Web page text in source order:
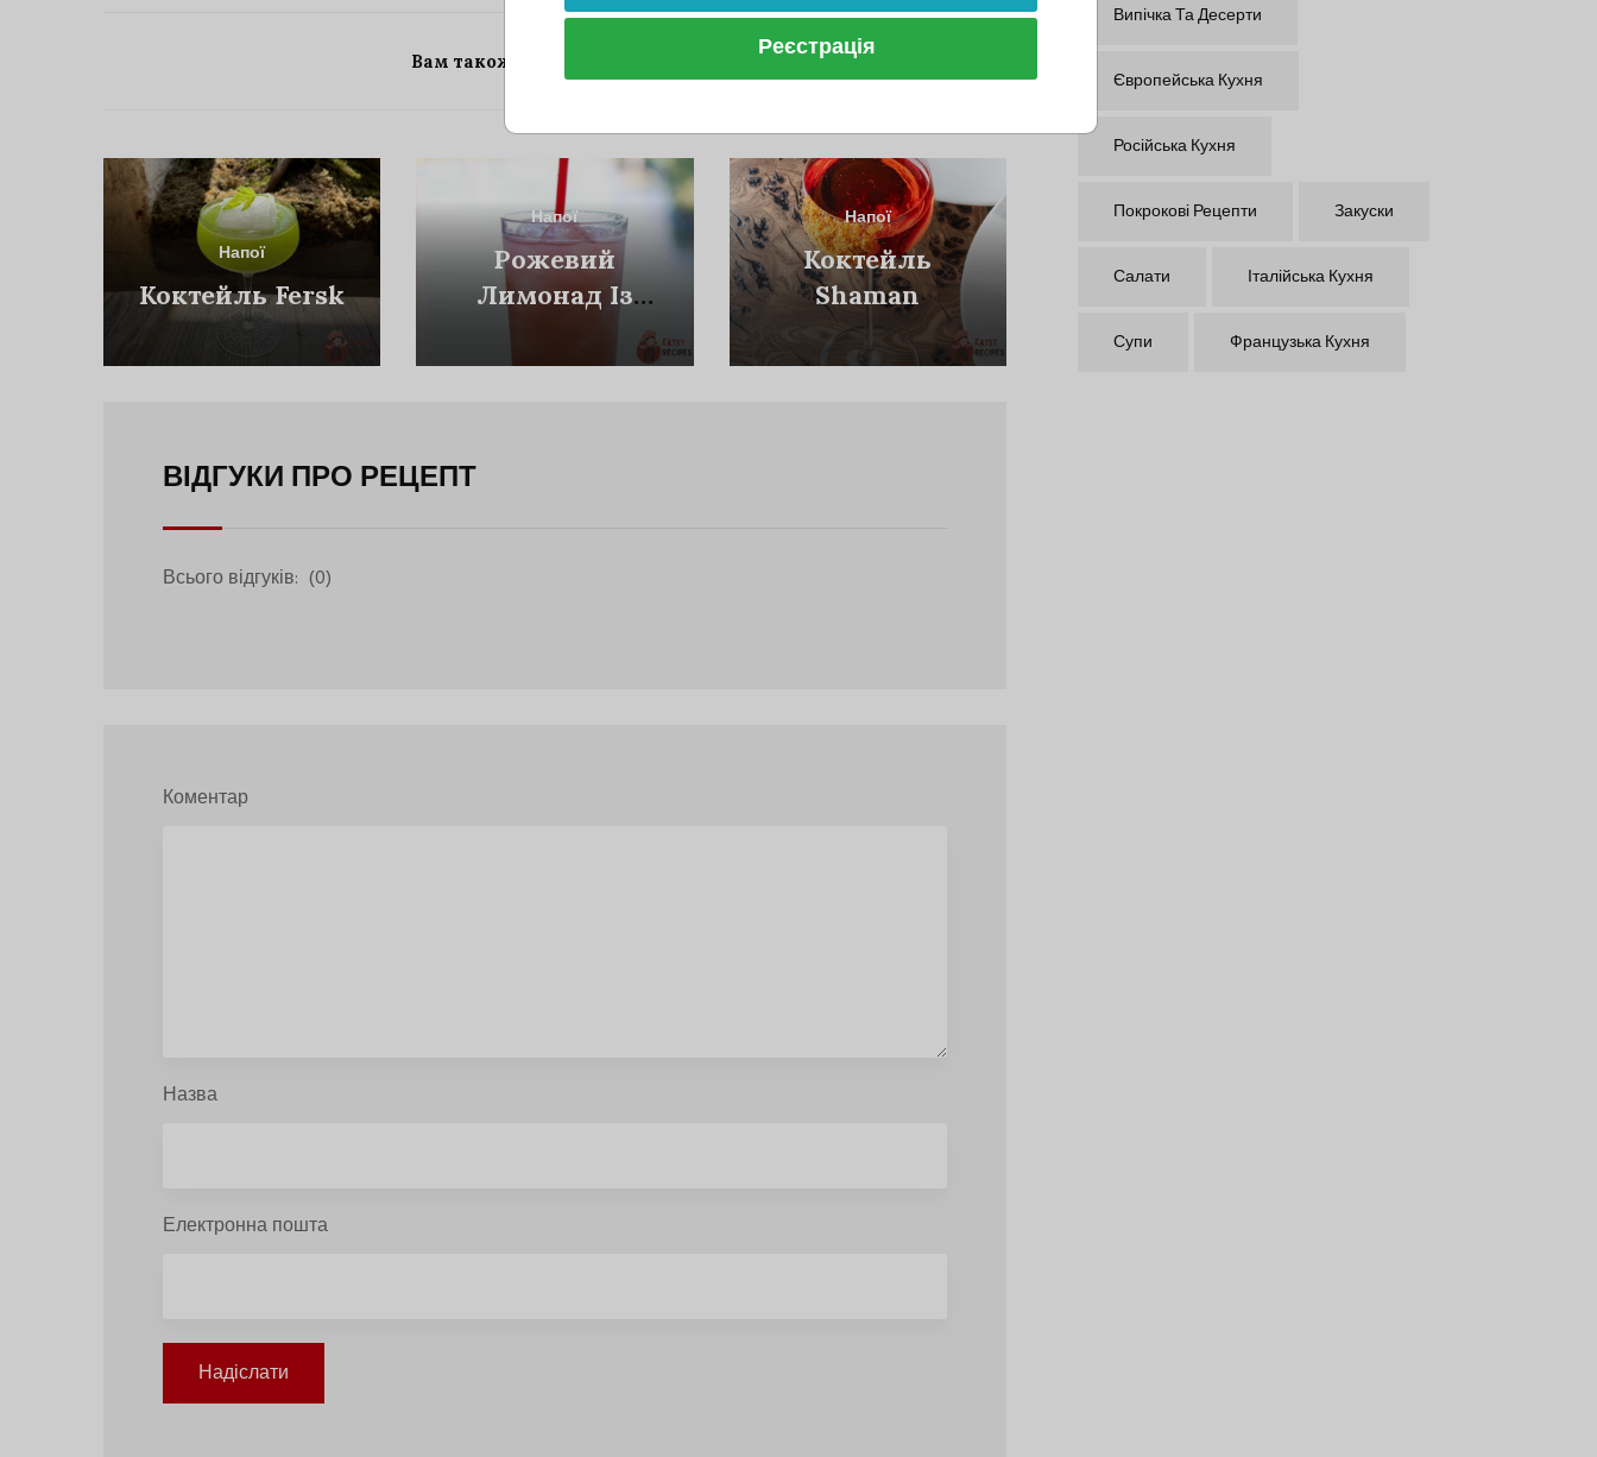
Вам також може сподобатися
Напої
Коктейль Fersk
Напої
Рожевий
Лимонад Із
Напої
Коктейль
Shaman
ВІДГУКИ ПРО РЕЦЕПТ
Всього відгуків: (0)
Коментар
Назва
Електронна пошта
Надіслати
Випічка Та Десерти
Європейська Кухня
Російська Кухня
Покрокові Рецепти Закуски
Салати Італійська Кухня
Супи Французька Кухня
Реєстрація